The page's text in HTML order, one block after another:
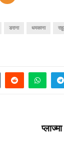
डराना धमकाना